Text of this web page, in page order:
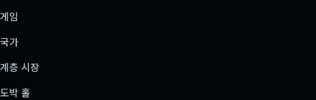
게임
국가
계층 시장
도박 홀